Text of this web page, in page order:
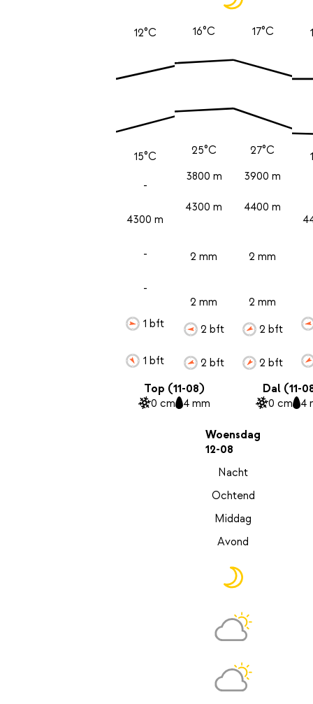
12°C
15°C
-
4300 m
-
-
1 bft
1 bft
16°C
25°C
3800 m
4300 m
2 mm
2 mm
2 bft
2 bft
17°C
27°C
3900 m
4400 m
2 mm
2 mm
2 bft
2 bft
Top (11-08)
0 cm 4 mm
Dal (11-
0 cm 4
Woensdag
12-08
Nacht
Ochtend
Middag
Avond